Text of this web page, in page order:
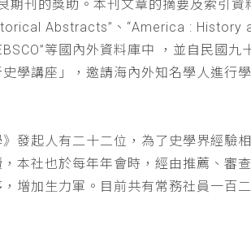
期刊的獎助。本刊文章的摘要及索引資
Abstracts”、“America : History
等國內外資料庫中 ，並自民國九
史學講座」，邀請海內外知名學人進行
》發起人有二十二位，為了史學界經驗
本社也於每年年會時，經由推薦、審
，增加生力軍。目前共有常務社員一百